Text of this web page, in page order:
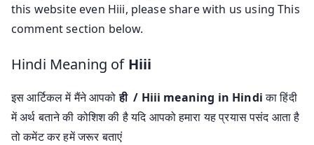
this website even Hiii, please share with us using This
comment section below.
Hindi Meaning of Hiii
इस आर्टिकल में मैंने आपकोही / Hiii meaning in Hindiका हिंदी
में अर्थ बताने की कोशिश की है यदि आपको हमारा यह प्रयास पसंद आता है
तो कमेंट कर हमें जरूर बताएं